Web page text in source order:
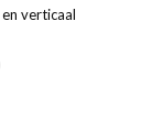
verticaal